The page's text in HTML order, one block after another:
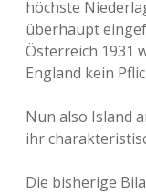
höchste
überhaupt
Österreich 1931
England kein
Nun also Island
ihr
Die bisherige